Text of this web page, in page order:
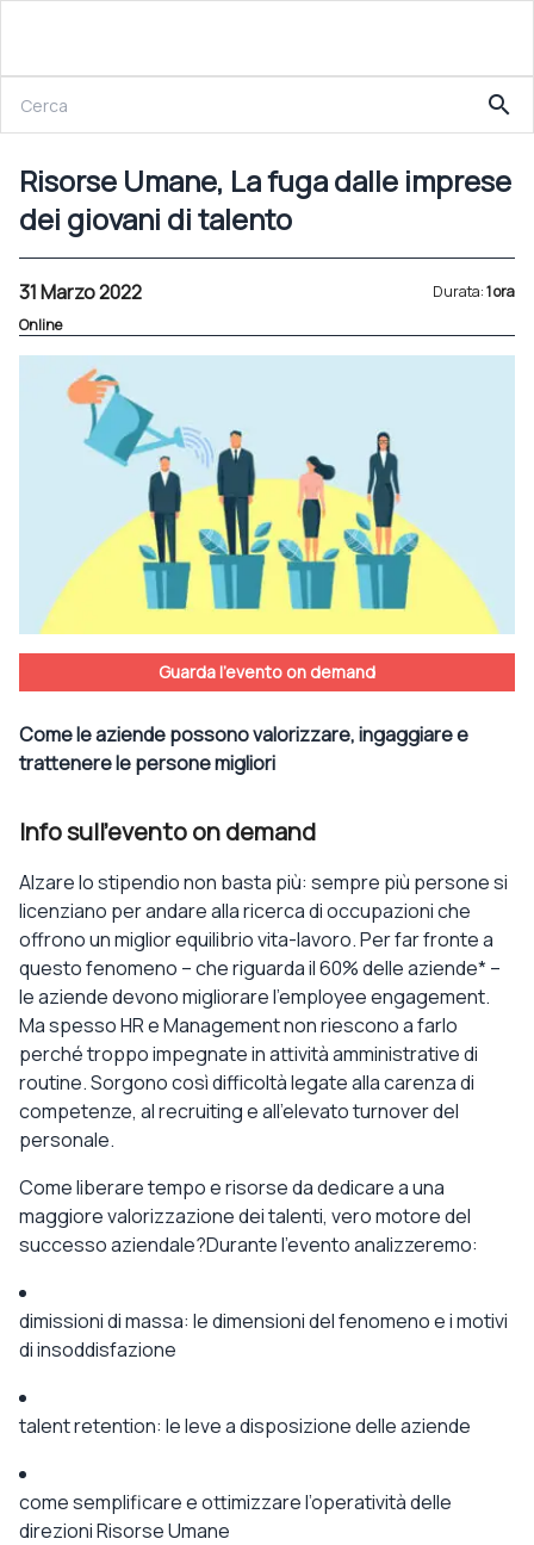
Risorse Umane, La fuga dalle imprese dei giovani di talento
search
Risorse Umane, La fuga dalle imprese
dei giovani di talento
31 Marzo 2022 Durata:1 ora
Online
Guarda l'evento on demand
Come le aziende possono valorizzare, ingaggiare e
trattenere le persone migliori
Info sull'evento on demand
Alzare lo stipendio non basta più: sempre più persone si
licenziano per andare alla ricerca di occupazioni che
offrono un migliorequilibrio vita-lavoro. Per far fronte a
questo fenomeno – che riguarda il 60% delle aziende* –
le aziendedevono migliorare l’employeeengagement.
Ma spesso HR e Management non riescono a farlo
perchétroppo impegnate in attività amministrative di
routine. Sorgono così difficoltà legate alla carenza di
competenze, al recruiting e all’elevato turnover del
personale.
Come liberaretempo e risorseda dedicare a una
maggiore valorizzazione dei talenti, vero motore del
successo aziendale?Durante l’evento analizzeremo:
dimissioni di massa: le dimensioni del fenomenoe i motivi
di insoddisfazione
talentretention: le levea disposizione delle aziende
comesemplificare e ottimizzarel’operatività delle
direzioni Risorse Umane